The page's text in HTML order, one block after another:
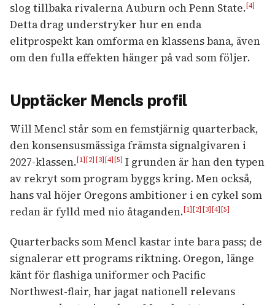
slog tillbaka rivalerna Auburn och Penn State.[4]
Detta drag understryker hur en enda
elitprospekt kan omforma en klassens bana, även
om den fulla effekten hänger på vad som följer.
Upptäcker Mencls profil
Will Mencl står som en femstjärnig quarterback,
den konsensusmässiga främsta signalgivaren i
2027-klassen.[1][2][3][4][5] I grunden är han den typen
av rekryt som program byggs kring. Men också,
hans val höjer Oregons ambitioner i en cykel som
redan är fylld med nio åtaganden.[1][2][3][4][5]
Quarterbacks som Mencl kastar inte bara pass; de
signalerar ett programs riktning. Oregon, länge
känt för flashiga uniformer och Pacific
Northwest-flair, har jagat nationell relevans